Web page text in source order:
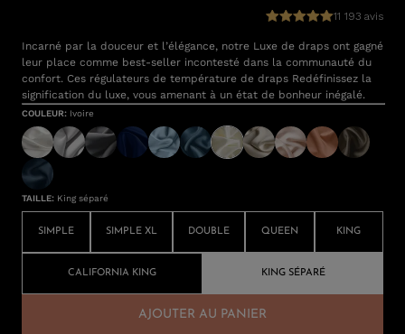
11 193 avis
Incarné par la douceur et l’élégance, notre Luxe de draps ont gagné
leur place comme best-seller incontesté dans la communauté du
confort. Ces régulateurs de température de draps Redéfinissez la
signification du luxe, vous amenant à un état de bonheur inégalé.
COULEUR: Ivoire
TAILLE: King séparé
SIMPLE SIMPLE XL DOUBLE QUEEN KING
CALIFORNIA KING KING SÉPARÉ
AJOUTER AU PANIER